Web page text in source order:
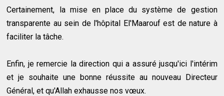
Certainement, la mise en place du système de gestion
transparente au sein de l'hôpital El'Maarouf est de nature à
faciliter la tâche.
Enfin, je remercie la direction qui a assuré jusqu'ici l'intérim
et je souhaite une bonne réussite au nouveau Directeur
Général, et qu'Allah exhausse nos vœux.